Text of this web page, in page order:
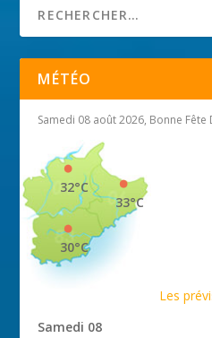
MÉTÉO
Samedi 08 août 2026, Bonne Fête
33°C
32°C
30°C
Les
Samedi 08